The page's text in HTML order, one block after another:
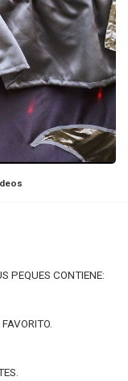
PEQUES CONTIENE: